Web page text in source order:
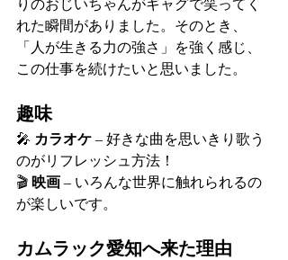
りのおじいちゃんがギャグで笑ってく
れた瞬間がありました。そのとき、
「人が生きる力の強さ」を強く感じ、
この仕事を続けたいと思いました。
趣味
🎤 カラオケ – 好きな曲を思いきり歌う
のがリフレッシュ方法！
🎬 映画 – いろんな世界に触れられるの
が楽しいです。
カムラック愛知へ来た理由